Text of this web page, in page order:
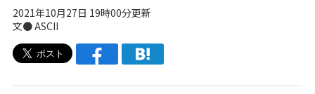
2021年10月27日 19時00分更新
文● ASCII